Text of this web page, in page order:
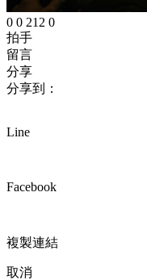
0 0 212 0
拍手
留言
分享
分享到：
Line
Facebook
複製連結
取消